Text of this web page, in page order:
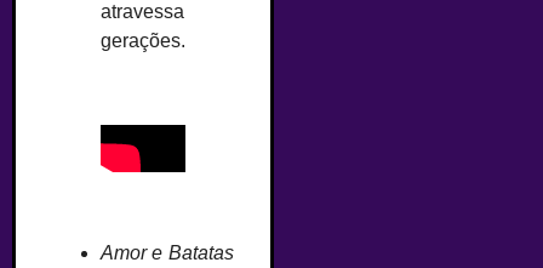
atravessa
gerações.
Amor e Batatas